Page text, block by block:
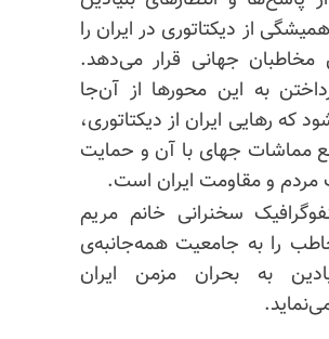
از دیکتاتوری در ایران را
جهانی قرار می‌دهد.
به این محورها از آن‌جا
که رهایی ایران از دیکتاتوری،
مماشات جهای با آن و حمایت
مردم و مقاومت ایران است.
سخنرانی خانم مریم
را به جامعیت همه‌جانبه‌ی
به بحران مزمن ایران